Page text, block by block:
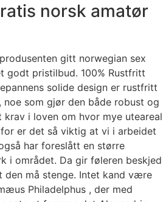
norsk amatør
gitt norwegian sex
godt pristilbud. 100% Rustfritt
solide design er rustfritt
noe som gjør den både robust og
krav i loven om hvor mye uteareal
er det så viktig at vi i arbeidet
har foreslått en større
i området. Da gir føleren beskjed
den må stenge. Intet kand være
Philadelphus , der med